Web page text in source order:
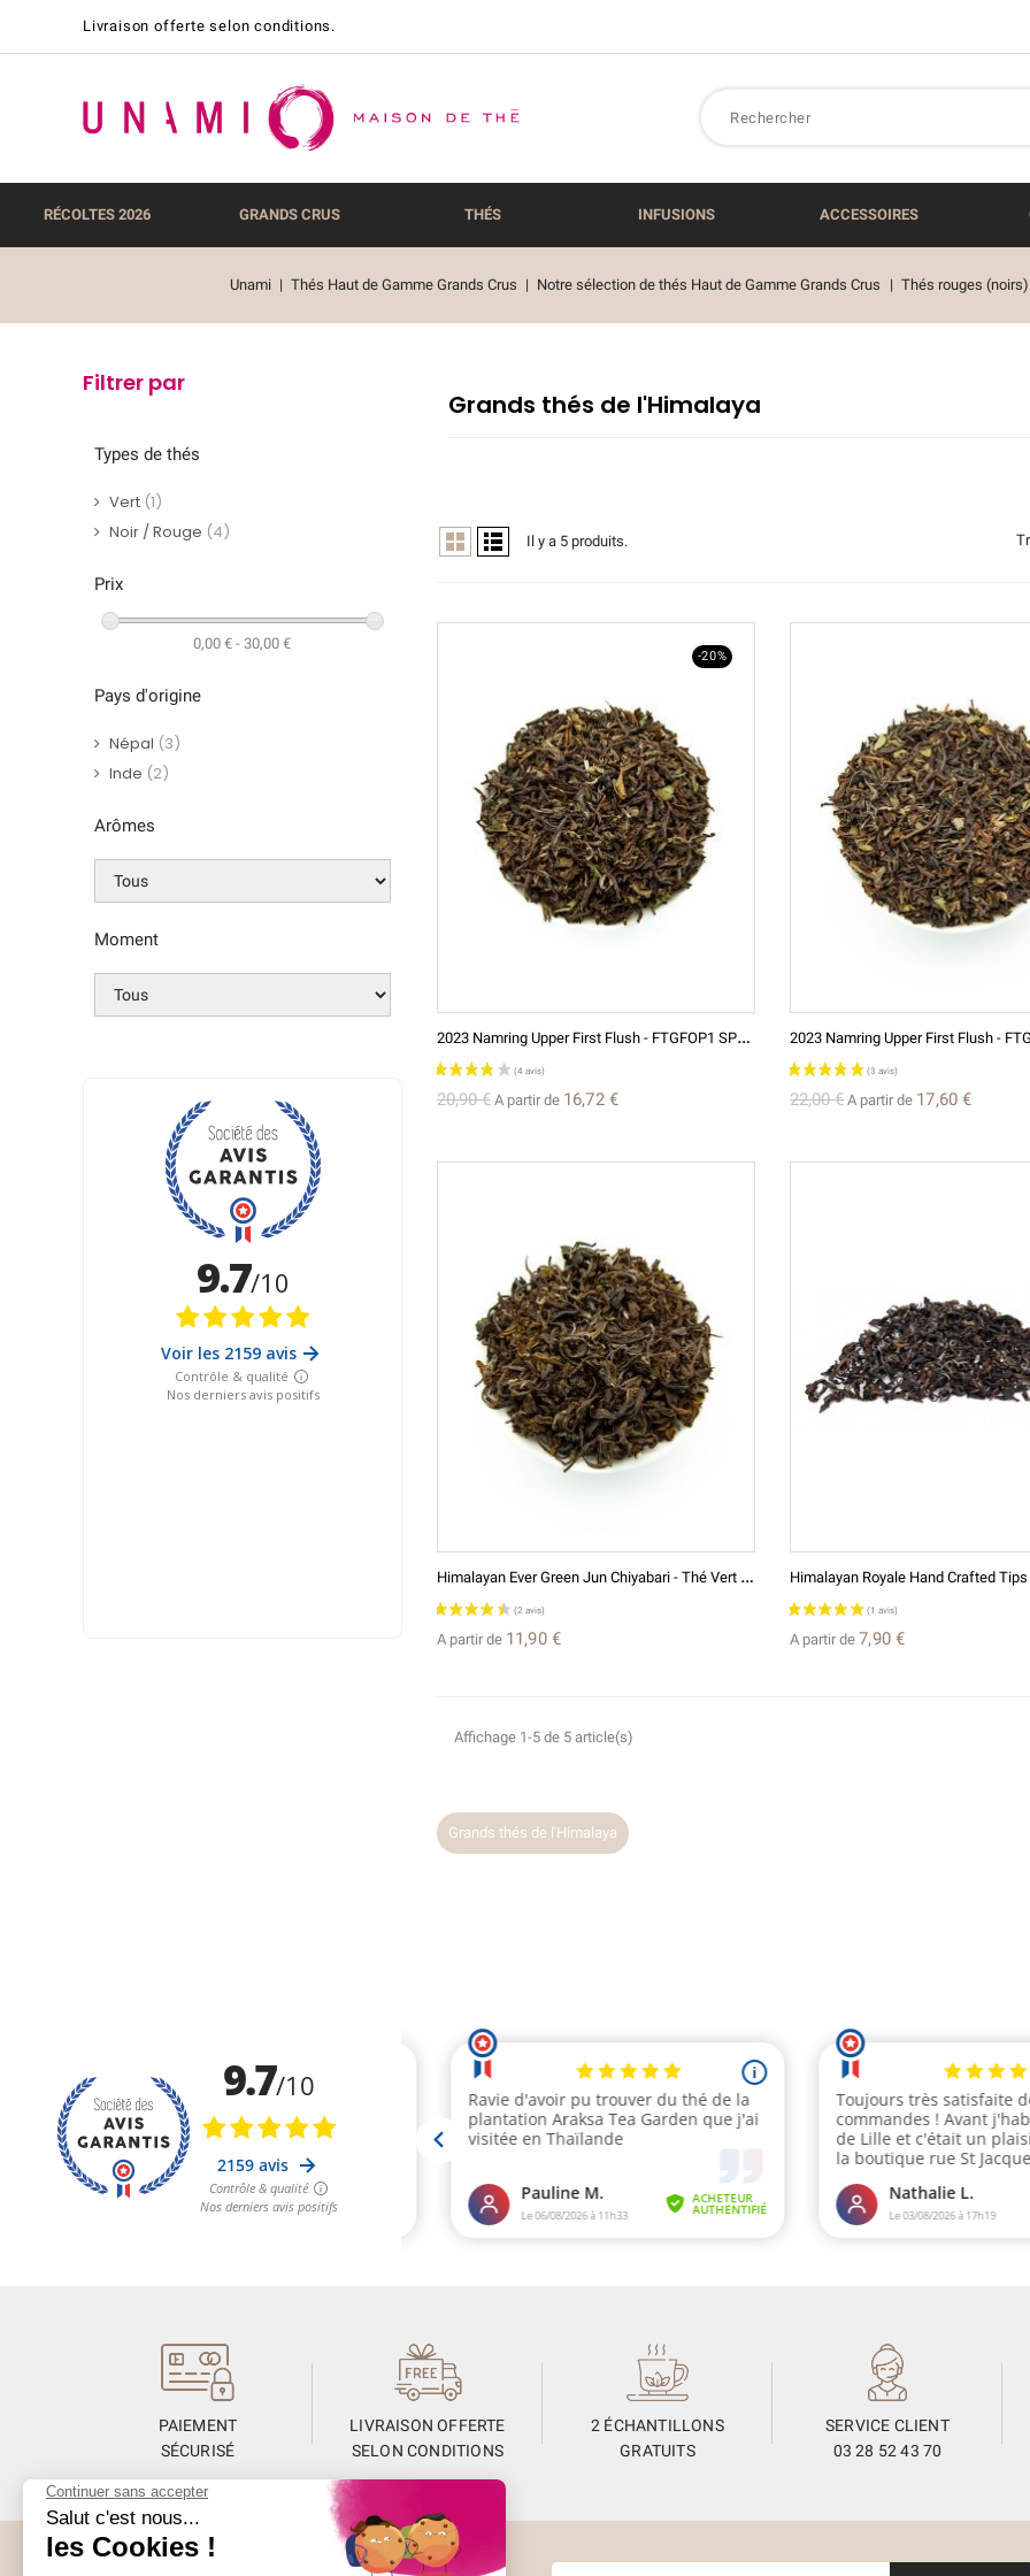
Livraison offerte selon conditions.
RÉCOLTES 2026 GRANDS CRUS THÉS INFUSIONS ACCESSOIRES
Unami Thés Haut de Gamme Grands Crus Notre sélection de thés Haut de Gamme Grands Crus Thés rouges
Filtrer par
Types de thés
Vert (1)
Noir / Rouge (4)
Prix
0,00 € - 30,00 €
Pays d'origine
Népal (3)
Inde (2)
Arômes
Moment
Grands thés de l'Himalaya
Il y a 5 produits.
2
023 Namring Upper First Flush - FTGFOP1 SPL CL- Grand Cru
20,90 €
-20%
A partir de 16,72 € 22,00 € A partir de 17,60 €
H
Imalayan Ever Green Jun Chiyabari - Thé Vert Du Népal
A partir de 11,90 € A partir de7,90 €
Affichage 1-5 de 5 article(s)
Grands thés de l'Himalaya
PAIEMENT
SÉCURISÉ
LIVRAISON OFFERTE
SELON CONDITIONS
2 ÉCHANTILLONS
GRATUITS
SERVICE CLIENT
03 28 52 43 70